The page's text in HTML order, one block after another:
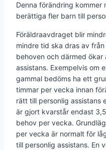
Denna förändring
berättiga fler barn till
Föräldraavdraget blir
mindre tid ska dras av
behoven och därmed
assistans. Exempelvis om
gammal bedöms ha ett
timmar per vecka innan
rätt till personlig assistans
är gjort kvarstår endast
behov per vecka.
per vecka är normalt för
till personlig assistans. En